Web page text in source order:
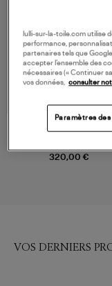
320,00 €
FARM RIO
VOS DERNIERS
lulli-sur-la-toile.com utilise
performance,
partenaires tels que
accepter l’ensemble des
nécessaires (« Continuer
vos données, consulter
Paramètres